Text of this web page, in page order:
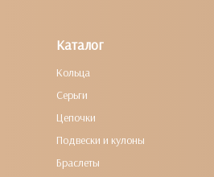
Каталог
Кольца
Серьги
Цепочки
Подвески и кулоны
Браслеты